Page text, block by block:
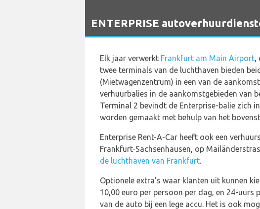
ENTERPRISE
Elk jaar verwerkt Frankfurt am Main Airport,
twee terminals van de luchthaven bieden
(Mietwagenzentrum) in een van de
verhuurbalies in de aankomstgebieden van
Terminal 2 bevindt de Enterprise-balie zich
worden gemaakt met behulp van het
Enterprise Rent-A-Car heeft ook een
Frankfurt-Sachsenhausen, op
de luchthaven van Frankfurt.
Optionele extra's waar klanten uit kunnen
10,00 euro per persoon per dag, en 24-
van de auto bij een lege accu. Het is ook